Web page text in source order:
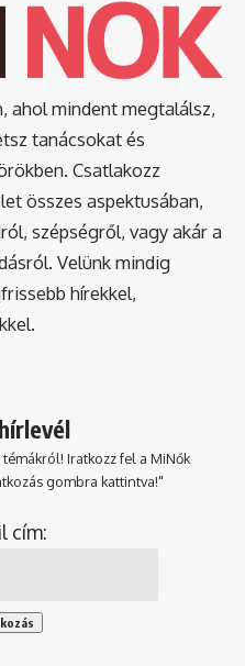
ahol mindent megtalálsz,
tanácsokat és
Csatlakozz
összes aspektusában,
szépségről, vagy akár a
Velünk mindig
hírekkel,
Iratkozz fel a MiNők
gombra kattintva!"
cím: